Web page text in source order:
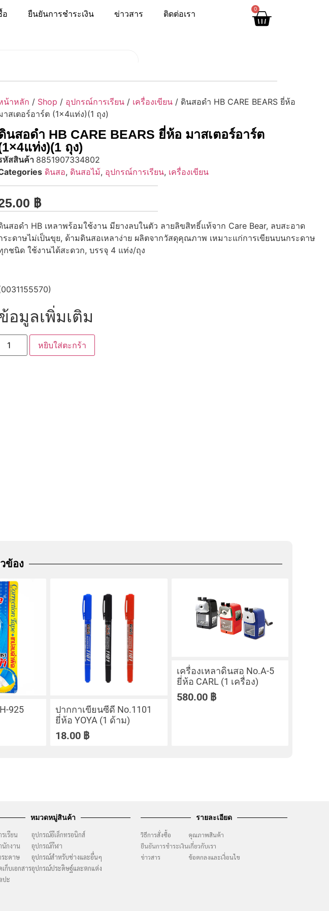
อ ยืนยันการชำระเงิน ข่าวสาร ติดต่อเรา
0
น้าหลัก / Shop / อุปกรณ์การเรียน / เครื่องเขียน / ดินสอดำ HB CARE BEARS ยี่ห้อ
าสเตอร์อาร์ต (1×4แท่ง)(1 ถุง)
นสอดำ HB CARE BEARS ยี่ห้อ มาสเตอร์อาร์ต
แท่ง)(1 ถุง)
หัสสินค้า 8851907334802
ดินสอ, ดินสอไม้, อุปกรณ์การเรียน, เครื่องเขียน
฿
นสอดำ HB เหลาพร้อมใช้งาน มียางลบในตัว ลายลิขสิทธิ์แท้จาก Care Bear, ลบสะอาด
ระดาษไม่เป็นขุย, ด้ามดินสอเหลาง่าย ผลิตจากวัสดุคุณภาพ เหมาะแก่การเขียนบนกระดาษ
กชนิด ใช้งานได้สะดวก, บรรจุ 4 แท่ง/ถุง
อมูลเพิ่มเติม
หยิบใส่ตะกร้า
ข้อง
925
ปากกาเขียนซีดี No.1101
ยี่ห้อ YOYA (1 ด้าม)
18.00 ฿
เครื่องเหลาดินสอ No.A-5
ยี่ห้อ CARL (1 เครื่อง)
580.00 ฿
หมวดหมู่สินค้า
เรียน
นักงาน
ะดาษ
ก็บเอกสาร
ปะ
อุปกรณ์อีเล็กทรอนิกส์
อุปกรณ์กีฬา
อุปกรณ์สำหรับช่างและอื่นๆ
อุปกรณ์ประดิษฐ์และตกแต่ง
รายละเอียด
วิธีการสั่งซื้อ
ยืนยันการชำระเงิน
ข่าวสาร
คุณภาพสินค้า
เกี่ยวกับเรา
ข้อตกลงและเงื่อนไข